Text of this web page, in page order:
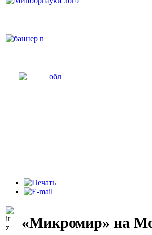
«Микромир» на